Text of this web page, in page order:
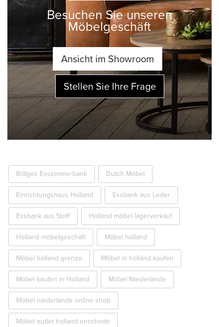
Besuchen Sie unseren
Möbelgeschäft
Ansicht im Showroom
Stellen Sie Ihre Frage
Billiges Esszimmerbank Dutch Möbel
Einrichtungshaus Holland Essbank aus Leder
Essbank aus Stoff Holland möbel lagerverkauf
Holland möbelgeschäft Möbel holland
Möbel holland grenze Möbel in holland kaufen
Möbel kaufen in Holland Möbel Niederlande
Möbel niederlande online shop
Möbel outlet holland enschede